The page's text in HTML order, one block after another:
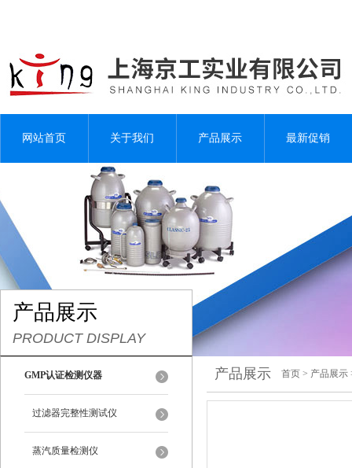
网站首页 关于我们 产品展示 最新促销
产品展示
PRODUCT DISPLAY
GMP认证检测仪器
过滤器完整性测试仪
蒸汽质量检测仪
产品展示 首页 > 产品展示